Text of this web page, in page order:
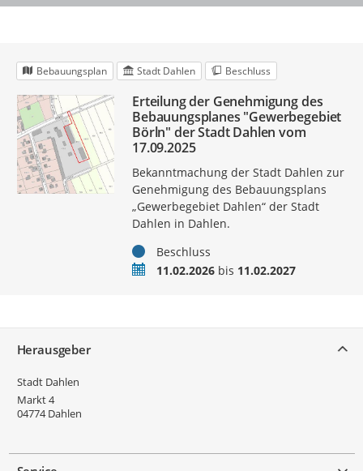
Bebauungsplan Stadt Dahlen Beschluss
Erteilung der Genehmigung des
Bebauungsplanes "Gewerbegebiet
Börln" der Stadt Dahlen vom
17.09.2025
Bekanntmachung der Stadt Dahlen zur
Genehmigung des Bebauungsplans
„Gewerbegebiet Dahlen“ der Stadt
Dahlen in Dahlen.
StatusBeschluss
Zeitraum11.02.2026bis 11.02.2027
Herausgeber
Stadt Dahlen
Markt 4
04774 Dahlen